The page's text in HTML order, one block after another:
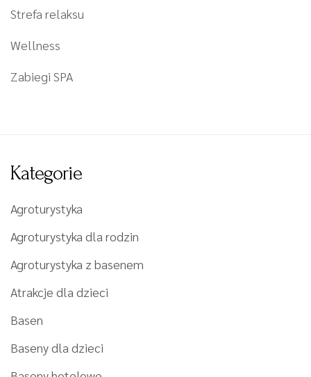
Strefa relaksu
Wellness
Zabiegi SPA
Kategorie
Agroturystyka
Agroturystyka dla rodzin
Agroturystyka z basenem
Atrakcje dla dzieci
Basen
Baseny dla dzieci